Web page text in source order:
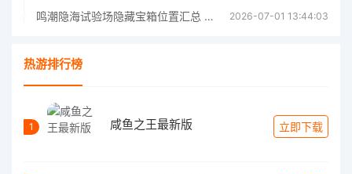
鸣潮隐海试验场隐藏宝箱位置汇总 鸣潮隐海试验场隐藏基准宝箱获取指南 2026-07-01 13:44:03
热游排行榜
1 咸鱼之王最新版 立即下载